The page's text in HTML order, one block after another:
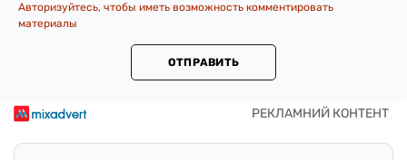
Авторизуйтесь, чтобы иметь возможность комментировать
материалы
ОТПРАВИТЬ